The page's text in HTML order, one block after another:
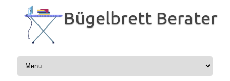
Inhalt
springen
Bügelbrett Berater